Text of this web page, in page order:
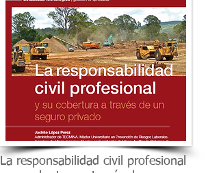
La responsabilidad civil profesional